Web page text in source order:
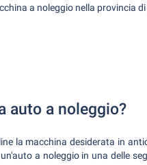
a noleggio nella provincia di
auto a noleggio?
la macchina desiderata in
a noleggio in una delle